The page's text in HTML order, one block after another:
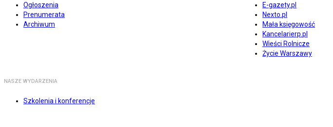
Ogłoszenia
Prenumerata
Archiwum
E-gazety.pl
Nexto.pl
Mała księgowość
Kancelarierp.pl
Wieści Rolnicze
Życie Warszawy
NASZE WYDARZENIA
Szkolenia i konferencje